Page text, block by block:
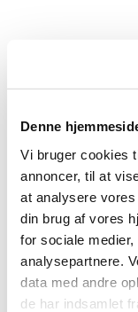
Denne
Vi bruger cookies
annoncer, til at
at analysere
din brug af vores
for sociale
analysepartnere.
data med andre
de har indsamlet